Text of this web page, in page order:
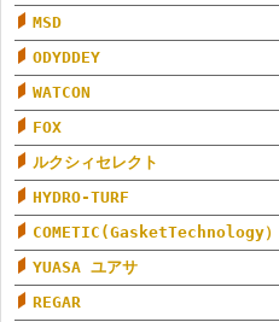
MSD
ODYDDEY
WATCON
FOX
ルクシィセレクト
HYDRO-TURF
COMETIC(GasketTechnology）
YUASA ユアサ
REGAR